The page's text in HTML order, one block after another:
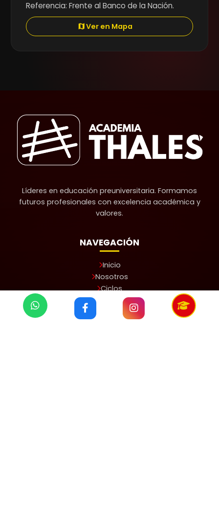
Referencia: Frente al Banco de la Nación.
Ver en Mapa
Líderes en educación preuniversitaria. Formamos
futuros profesionales con excelencia académica y
valores.
NAVEGACIÓN
Inicio
Nosotros
Ciclos
Ubícanos
Aula Virtual